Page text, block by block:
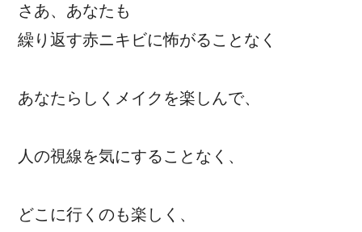
さあ、あなたも
繰り返す赤ニキビに怖がることなく
あなたらしくメイクを楽しんで、
人の視線を気にすることなく、
どこに行くのも楽しく、